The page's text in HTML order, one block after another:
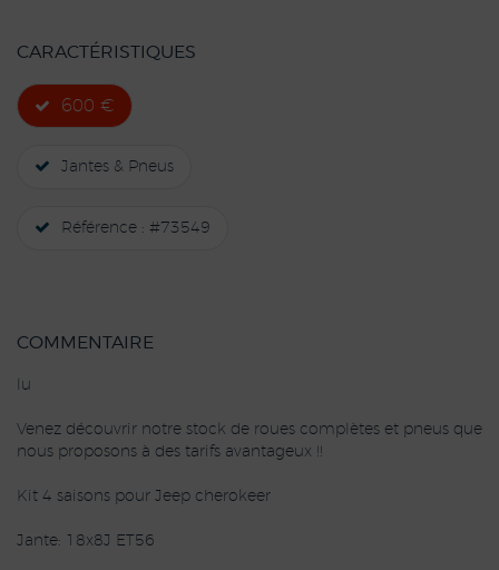
CARACTÉRISTIQUES
600 €
Jantes & Pneus
Référence : #73549
COMMENTAIRE
lu
Venez découvrir notre stock de roues complètes et pneus que
nous proposons à des tarifs avantageux !!
Kit 4 saisons pour Jeep cherokeer
Jante: 18x8J ET56